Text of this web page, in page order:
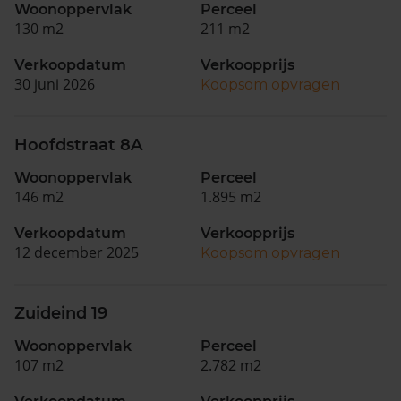
Woonoppervlak
130 m2
Perceel
211 m2
Verkoopdatum
30 juni 2026
Verkoopprijs
Koopsom opvragen
Hoofdstraat 8A
Woonoppervlak
146 m2
Perceel
1.895 m2
Verkoopdatum
12 december 2025
Verkoopprijs
Koopsom opvragen
Zuideind 19
Woonoppervlak
107 m2
Perceel
2.782 m2